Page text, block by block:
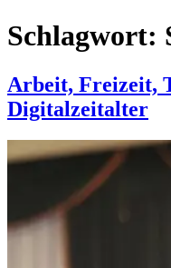
Schlagwort:
Arbeit, Freizeit,
Digitalzeitalter